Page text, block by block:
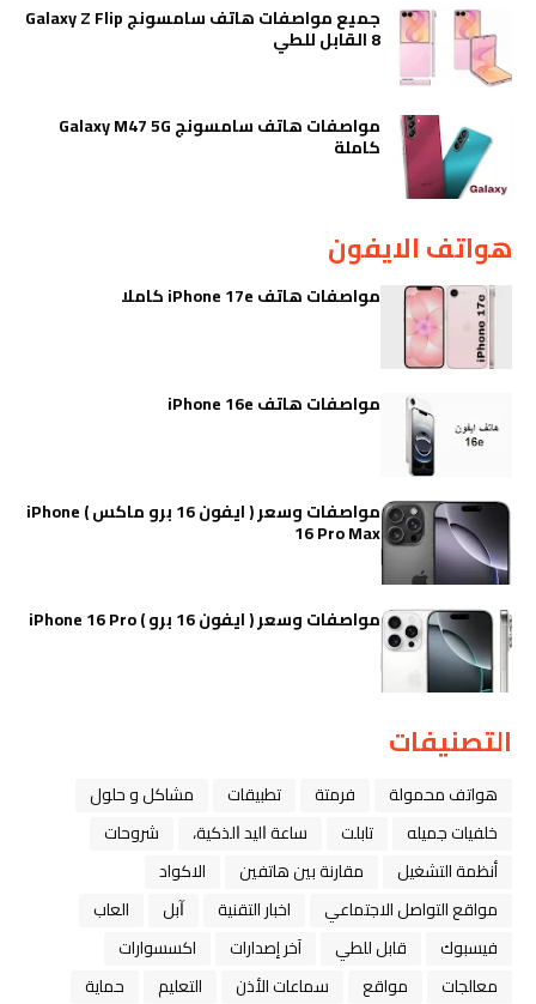
جميع مواصفات هاتف سامسونج Galaxy Z Flip
8 القابل للطي
مواصفات هاتف سامسونج Galaxy M47 5G
كاملة
هواتف الايفون
مواصفات هاتف iPhone 17e كاملا
مواصفات هاتف iPhone 16e
مواصفات وسعر ( ايفون 16 برو ماكس ) iPhone
16 Pro Max
مواصفات وسعر ( ايفون 16 برو ) iPhone 16 Pro
التصنيفات
هواتف محمولة فرمتة تطبيقات
مشاكل و حلول
خلفيات جميله
تابلت ﺳﺎﻋﺔ ﺍﻟﻴﺪ ﺍﻟﺬﻛﻴﺔ،
شروحات
أنظمة التشغيل
مقارنة بين هاتفين
الاكواد
مواقع التواصل الاجتماعي
اخبار التقنية ﺁﺑﻞ
العاب
فيسبوك
قابل للطي آخر إصدارات
اكسسوارات
معالجات
مواقع سماعات الأذن التعليم
حماية